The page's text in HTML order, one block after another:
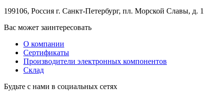
199106, Россия г. Санкт-Петербург, пл. Морской Славы, д. 1
Вас может заинтересовать
О компании
Сертификаты
Производители электронных компонентов
Склад
Будьте с нами в социальных сетях